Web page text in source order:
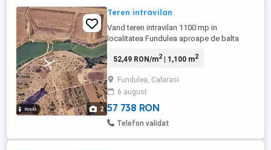
2
Teren intravilan
Vand teren intravilan 1100 mp in
localitatea Fundulea aproape de balta
11000 euro.
52,49 RON/m2| 1,100 m2
Fundulea, Calarasi
6 august
57 738 RON
Telefon validat